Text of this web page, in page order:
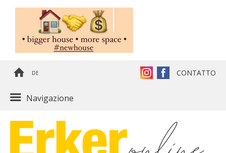
DE CONTATTO
Navigazione